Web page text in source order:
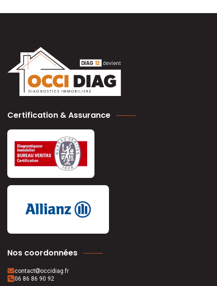
Nos coordonnées
contact
occidiag.fr
06 86 86 90 92
Certification & Assurance